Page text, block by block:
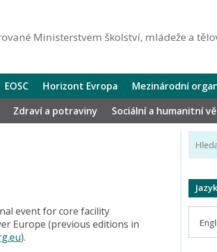
Ministerstvem školství, mládeže a
EOSC Horizont Evropa
Mezinárodní
Zdraví a potraviny Sociální a humanitní
event for core facility
Europe (previous editions in
).